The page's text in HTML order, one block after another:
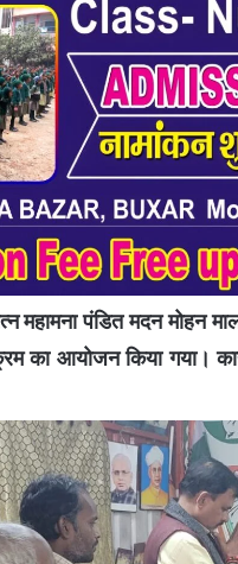
महामना पंडित मदन मोहन
का आयोजन किया गया।